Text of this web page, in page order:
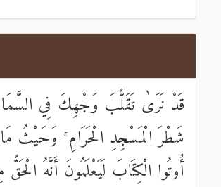
قَدْ نَرَىٰ تَقَلُّبَ وَجْهِكَ فِي
شَطْرَ الْمَسْجِدِ الْحَرَامِ ۚ وَحَيْثُ
أُوتُوا الْكِتَابَ لَيَعْلَمُونَ أَنَّهُ